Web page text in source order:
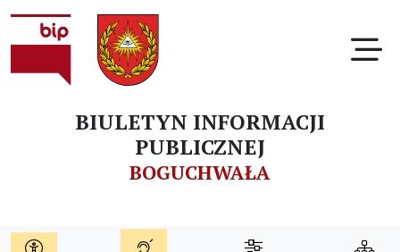
BIULETYN INFORMACJI
PUBLICZNEJ
BOGUCHWAŁA